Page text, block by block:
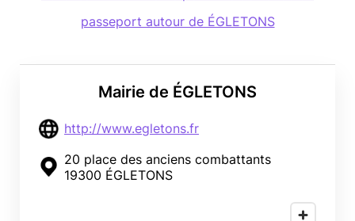
Mairie de ÉGLETONS
http://www.egletons.fr
20 place des anciens combattants
19300 ÉGLETONS
passeport autour de ÉGLETONS